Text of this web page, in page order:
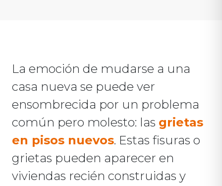
La emoción de mudarse a una
casa nueva se puede ver
ensombrecida por un problema
común pero molesto: las grietas
en pisos nuevos. Estas fisuras o
grietas pueden aparecer en
viviendas recién construidas y